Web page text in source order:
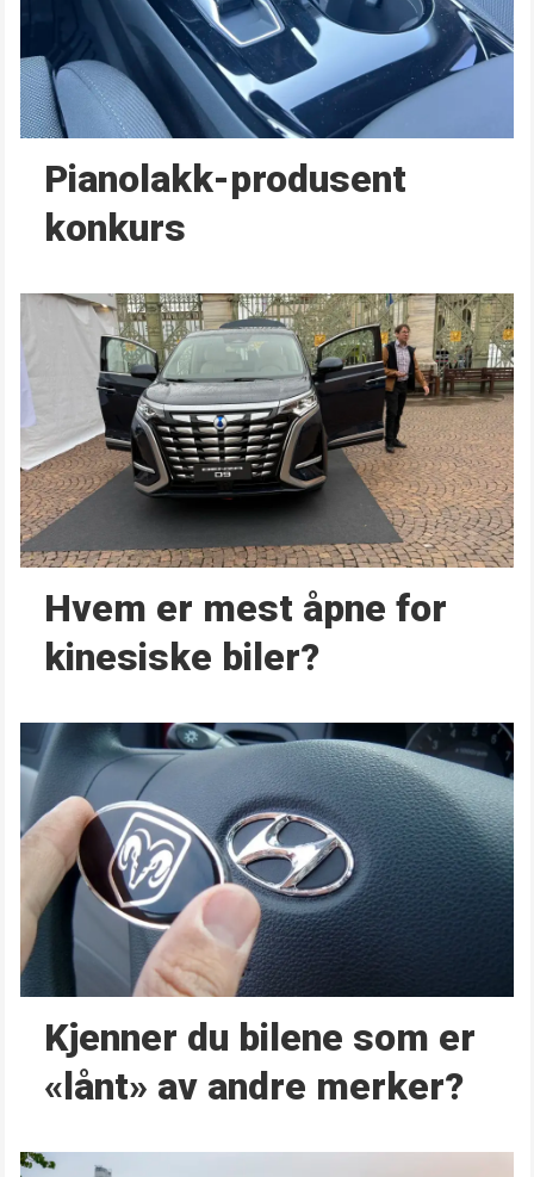
Pianolakk-produsent
konkurs
Hvem er mest åpne for
kinesiske biler?
Kjenner du bilene som er
«lånt» av andre merker?